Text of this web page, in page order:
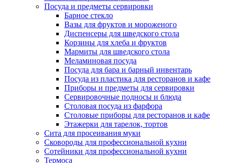
Посуда и предметы сервировки
Барное стекло
Вазы для фруктов и мороженого
Диспенсеры для шведского стола
Корзины для хлеба и фруктов
Мармиты для шведского стола
Меламиновая посуда
Посуда для бара и барный инвентарь
Посуда из пластика для ресторанов и кафе
Приборы и предметы для сервировки
Сервировочные подносы и блюда
Столовая посуда из фарфора
Столовые приборы для ресторанов и кафе
Этажерки для тарелок, тортов
Сита для просеивания муки
Сковороды для профессиональной кухни
Сотейники для профессиональной кухни
Термоса